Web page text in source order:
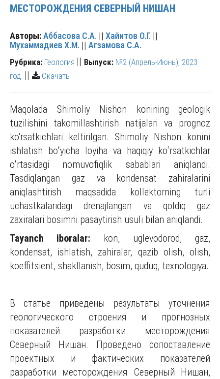
МЕСТОРОЖДЕНИЯ СЕВЕРНЫЙ НИШАН
Авторы:Аббасова С.А. || Хайитов О.Г. ||
Мухаммадиев Х.М. || Агзамова С.А.
Рубрика: Геология || Выпуск: №2 (Апрель-Июнь), 2023
год. || Скачать
Maqolada Shimoliy Nishon konining geologik
tuzilishini takomillashtirish natijalari va prognoz
ko'rsatkichlari keltirilgan. Shimoliy Nishon konini
ishlatish boʻyicha loyiha va haqiqiy koʻrsatkichlar
oʻrtasidagi nomuvofiqlik sabablari aniqlandi.
Tasdiqlangan gaz va kondensat zahiralarini
aniqlashtirish maqsadida kollektorning turli
uchastkalaridagi drenajlangan va qoldiq gaz
zaxiralari bosimni pasaytirish usuli bilan aniqlandi.
Tayanch iboralar: kon, uglevodorod, gaz,
kondensat, ishlatish, zahiralar, qazib olish, olish,
koeffitsient, shakllanish, bosim, quduq, texnologiya.
В статье приведены результаты уточнения
геологического строения и прогнозных
показателей разработки месторождения
Северный Нишан. Проведено сопоставление
проектных и фактических показателей
разработки месторождения Северный Нишан,